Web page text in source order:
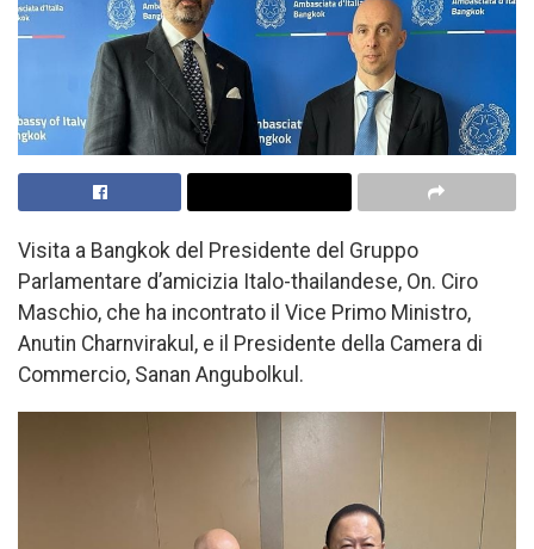
Visita a Bangkok del Presidente del Gruppo
Parlamentare d’amicizia Italo-thailandese, On. Ciro
Maschio, che ha incontrato il Vice Primo Ministro,
Anutin Charnvirakul, e il Presidente della Camera di
Commercio, Sanan Angubolkul.